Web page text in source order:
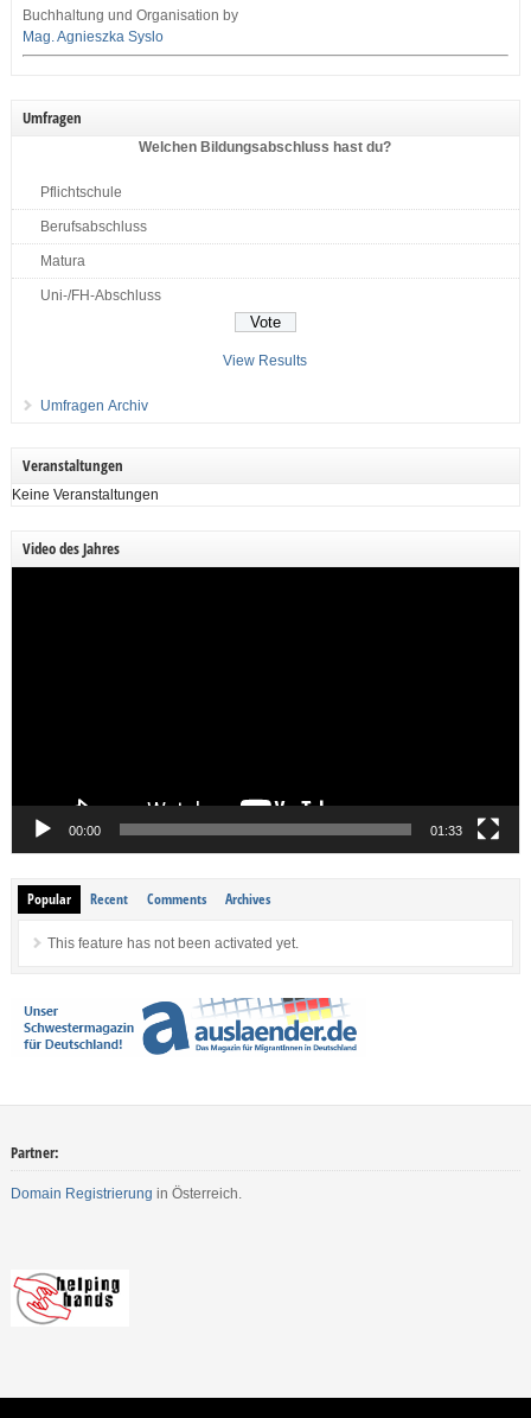
Buchhaltung und Organisation by
Mag. Agnieszka Syslo
Umfragen
Welchen Bildungsabschluss hast du?
Pflichtschule
Berufsabschluss
Matura
Uni-/FH-Abschluss
View Results
Umfragen Archiv
Veranstaltungen
Keine Veranstaltungen
Video des Jahres
00:00 01:33
Popular Recent Comments Archives
This feature has not been activated yet.
Partner:
Domain Registrierung in Österreich.